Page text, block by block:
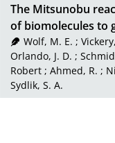
The Mitsunobu
of biomolecules to
Wolf, M. E. ;
Orlando, J. D. ;
Robert ; Ahmed, R. ;
Sydlik, S. A.